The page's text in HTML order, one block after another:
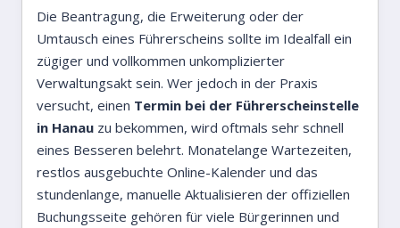
Die Beantragung, die Erweiterung oder der
Umtausch eines Führerscheins sollte im Idealfall ein
zügiger und vollkommen unkomplizierter
Verwaltungsakt sein. Wer jedoch in der Praxis
versucht, einen Termin bei der Führerscheinstelle
in Hanau zu bekommen, wird oftmals sehr schnell
eines Besseren belehrt. Monatelange Wartezeiten,
restlos ausgebuchte Online-Kalender und das
stundenlange, manuelle Aktualisieren der offiziellen
Buchungsseite gehören für viele Bürgerinnen und